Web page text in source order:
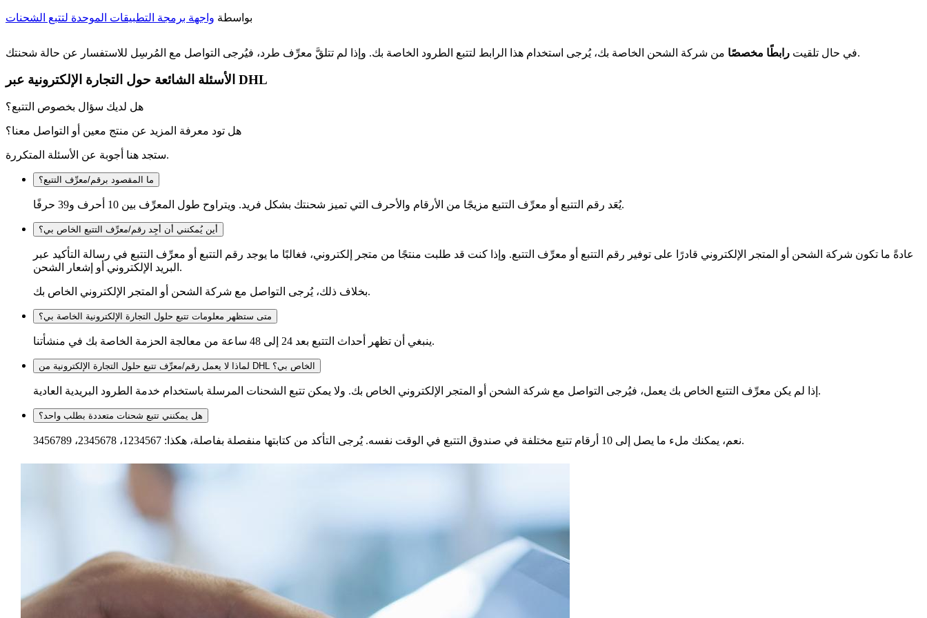
بواسطة واجهة برمجة التطبيقات الموحدة لتتبع الشحنات
في حال تلقيت رابطًا مخصصًا من شركة الشحن الخاصة بك، يُرجى استخدام هذا الرابط لتتبع الطرود الخاصة بك. وإذا لم تتلقَّ معرِّف طرد، فيُرجى التواصل مع المُرسِل للاستفسار عن حالة شحنتك.
الأسئلة الشائعة حول التجارة الإلكترونية عبر DHL
هل لديك سؤال بخصوص التتبع؟
هل تود معرفة المزيد عن منتج معين أو التواصل معنا؟
ستجد هنا أجوبة عن الأسئلة المتكررة.
ما المقصود برقم/معرِّف التتبع؟
يُعَد رقم التتبع أو معرِّف التتبع مزيجًا من الأرقام والأحرف التي تميز شحنتك بشكل فريد. ويتراوح طول المعرِّف بين 10 أحرف و39 حرفًا.
أين يُمكنني أن أجِد رقم/معرِّف التتبع الخاص بي؟
عادةً ما تكون شركة الشحن أو المتجر الإلكتروني قادرًا على توفير رقم التتبع أو معرِّف التتبع. وإذا كنت قد طلبت منتجًا من متجر إلكتروني، فغالبًا ما يوجد رقم التتبع أو معرِّف التتبع في رسالة التأكيد عبر
البريد الإلكتروني أو إشعار الشحن.
بخلاف ذلك، يُرجى التواصل مع شركة الشحن أو المتجر الإلكتروني الخاص بك.
متى ستظهر معلومات تتبع حلول التجارة الإلكترونية الخاصة بي؟
ينبغي أن تظهر أحداث التتبع بعد 24 إلى 48 ساعة من معالجة الحزمة الخاصة بك في منشأتنا.
لماذا لا يعمل رقم/معرِّف تتبع حلول التجارة الإلكترونية من DHL الخاص بي؟
إذا لم يكن معرِّف التتبع الخاص بك يعمل، فيُرجى التواصل مع شركة الشحن أو المتجر الإلكتروني الخاص بك. ولا يمكن تتبع الشحنات المرسلة باستخدام خدمة الطرود البريدية العادية.
هل يمكنني تتبع شحنات متعددة بطلب واحد؟
نعم، يمكنك ملء ما يصل إلى 10 أرقام تتبع مختلفة في صندوق التتبع في الوقت نفسه. يُرجى التأكد من كتابتها منفصلة بفاصلة، هكذا: 1234567، 2345678، 3456789.